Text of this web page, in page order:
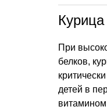
Курица
При
белков,
детей в